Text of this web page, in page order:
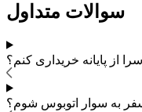
سوالات متداول
را از پایانه خریداری کنم؟
به سوار اتوبوس شوم؟